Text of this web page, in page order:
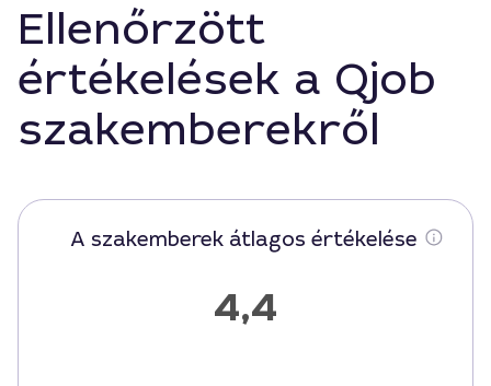
Ellenőrzött
értékelések a Qjob
szakemberekről
A szakemberek átlagos értékelése
4,4